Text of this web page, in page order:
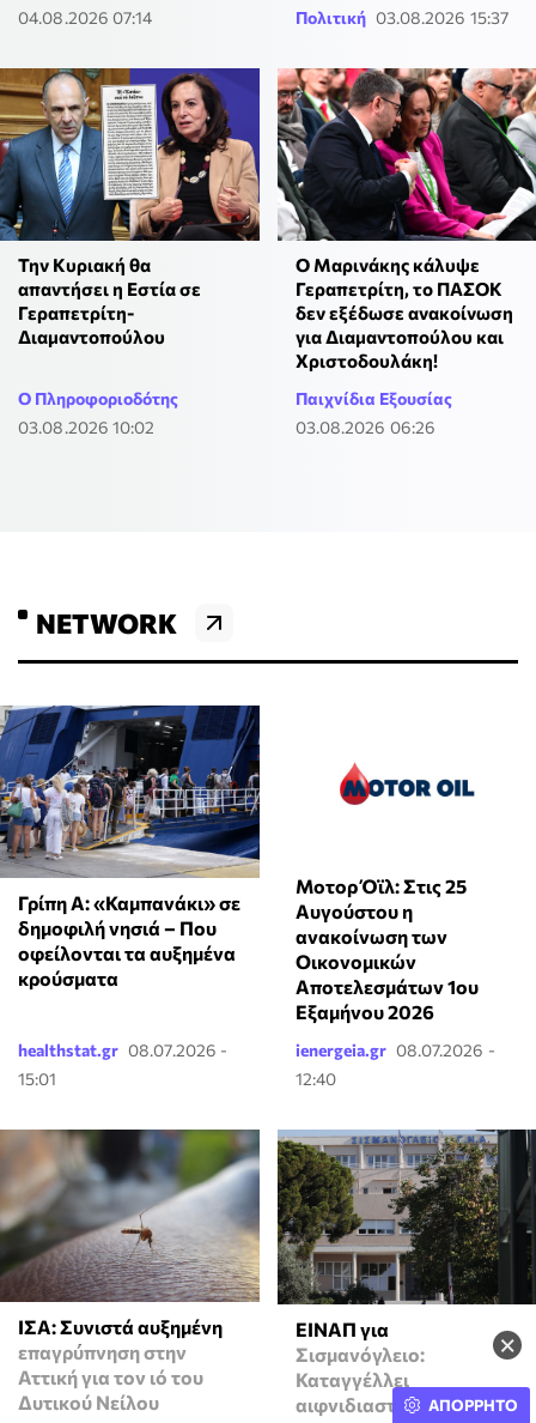
×
04.08.2026 07:14
Πολιτική 03.08.2026 15:37
Την Κυριακή θα
απαντήσει η Εστία σε
Γεραπετρίτη-
Διαμαντοπούλου
Ο Πληροφοριοδότης
03.08.2026 10:02
Ο Μαρινάκης κάλυψε
Γεραπετρίτη, το ΠΑΣΟΚ
δεν εξέδωσε ανακοίνωση
για Διαμαντοπούλου και
Χριστοδουλάκη!
Παιχνίδια Εξουσίας
03.08.2026 06:26
NETWORK
Γρίπη Α: «Καμπανάκι» σε
δημοφιλή νησιά – Που
οφείλονται τα αυξημένα
κρούσματα
healthstat.gr 08.07.2026 -
15:01
Μοτορ Όϊλ: Στις 25
Αυγούστου η
ανακοίνωση των
Οικονομικών
Αποτελεσμάτων 1ου
Εξαμήνου 2026
ienergeia.gr 08.07.2026 -
12:40
ΙΣΑ: Συνιστά αυξημένη
επαγρύπνηση στην
Αττική για τον ιό του
Δυτικού Νείλου
ΕΙΝΑΠ για
Σισμανόγλειο:
Καταγγέλλει
αιφνιδιαστική αλλαγή
ΑΠΟΡΡΗΤΟ